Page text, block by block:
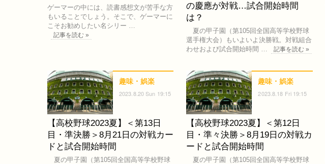
ゲーマーの中には、読書感想文が苦手な方
もいることでしょう。そこで、ゲーマーに
こそお勧めしたい名シリー …
記事を読む »
の慶應が対戦…試合開始時間
は？
夏の甲子園（第105回全国高等学校野球
選手権大会）もいよいよ決勝戦。対戦組合
わせおよび試合開始時間 …
記事を読む »
趣味・娯楽
2023.8.20 Sun 19:15
【高校野球2023夏】＜第13日
目・準決勝＞8月21日の対戦カー
ドと試合開始時間
夏の甲子園（第105回全国高等学校野球
趣味・娯楽
2023.8.18 Fri 19:15
【高校野球2023夏】＜第12日
目・準々決勝＞8月19日の対戦カ
ードと試合開始時間
夏の甲子園（第105回全国高等学校野球